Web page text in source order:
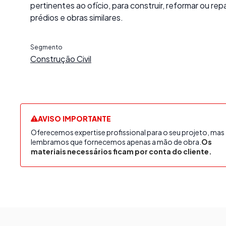
pertinentes ao ofício, para construir, reformar ou
prédios e obras similares.
Segmento
Construção Civil
AVISO IMPORTANTE
Oferecemos expertise profissional para o seu projeto, mas
lembramos que fornecemos apenas a mão de obra. Os
materiais necessários ficam por conta do cliente.